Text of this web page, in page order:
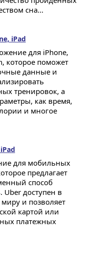
сна...
iPad
для iPhone,
которое поможет
данные и
тренировок, а
как время,
и многое
для мобильных
предлагает
способ
Uber доступен в
и позволяет
картой или
платежных